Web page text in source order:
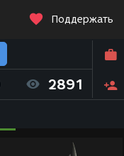
Поддержать
2891